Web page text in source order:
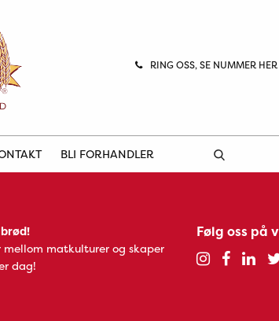
RING OSS, SE NUMMER
BLI FORHANDLER
mellom matkulturer og skaper
dag!
Følg oss på